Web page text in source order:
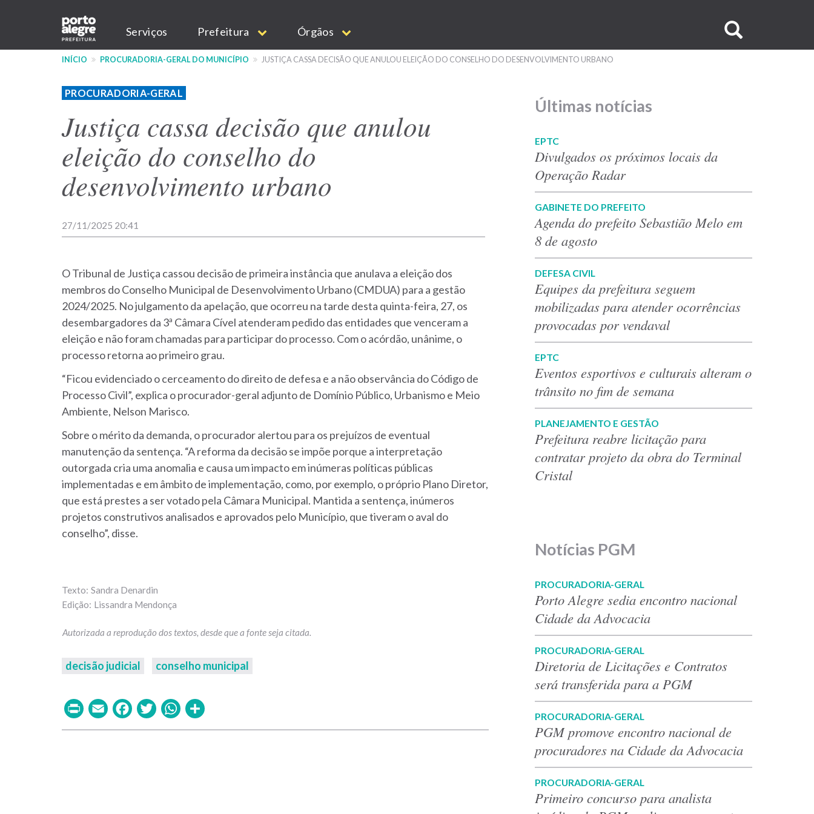
conteúdo
Main
navigation
Serviços Prefeitura Órgãos
no
INÍCIO PROCURADORIA-GERAL DO MUNICÍPIO JUSTIÇA CASSA DECISÃO QUE ANULOU ELEIÇÃO DO CONSELHO DO DESENVOLVIMENTO URBANO
PROCURADORIA-GERAL
Justiça cassa decisão que anulou
eleição do conselho do
desenvolvimento urbano
27/11/2025 20:41
O Tribunal de Justiça cassou decisão de primeira instância que anulava a eleição dos
membros do Conselho Municipal de Desenvolvimento Urbano (CMDUA) para a gestão
2024/2025. No julgamento da apelação, que ocorreu na tarde desta quinta-feira, 27, os
desembargadores da 3ª Câmara Cível atenderam pedido das entidades que venceram a
eleição e não foram chamadas para participar do processo. Com o acórdão, unânime, o
processo retorna ao primeiro grau.
“Ficou evidenciado o cerceamento do direito de defesa e a não observância do Código de
Processo Civil”, explica o procurador-geral adjunto de Domínio Público, Urbanismo e Meio
Ambiente, Nelson Marisco.
Sobre o mérito da demanda, o procurador alertou para os prejuízos de eventual
manutenção da sentença. “A reforma da decisão se impõe porque a interpretação
outorgada cria uma anomalia e causa um impacto em inúmeras políticas públicas
implementadas e em âmbito de implementação, como, por exemplo, o próprio Plano Diretor,
que está prestes a ser votado pela Câmara Municipal. Mantida a sentença, inúmeros
projetos construtivos analisados e aprovados pelo Município, que tiveram o aval do
conselho”, disse.
Sandra Denardin
Lissandra Mendonça
decisão judicial conselho municipal
PrintEmailFacebook
TwitterWhatsApp
Últimas notícias
EPTC
Divulgados os próximos locais da
Operação Radar
GABINETE DO PREFEITO
Agenda do prefeito Sebastião Melo em
8 de agosto
DEFESA CIVIL
Equipes da prefeitura seguem
mobilizadas para atender ocorrências
provocadas por vendaval
EPTC
Eventos esportivos e culturais alteram o
trânsito no fim de semana
PLANEJAMENTO E GESTÃO
Prefeitura reabre licitação para
contratar projeto da obra do Terminal
Cristal
Notícias PGM
PROCURADORIA-GERAL
Porto Alegre sedia encontro nacional
Cidade da Advocacia
PROCURADORIA-GERAL
Diretoria de Licitações e Contratos
será transferida para a PGM
PROCURADORIA-GERAL
PGM promove encontro nacional de
procuradores na Cidade da Advocacia
PROCURADORIA-GERAL
Primeiro concurso para analista